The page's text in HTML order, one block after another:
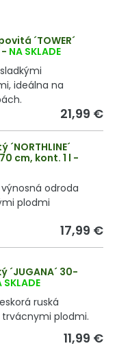
´TOWER´
- NA SKLADE
ideálna na
21,99 €
cm, kont. 1 l -
odroda
plodmi
17,99 €
´JUGANA´ 30-
SKLADE
ruská
plodmi.
11,99 €